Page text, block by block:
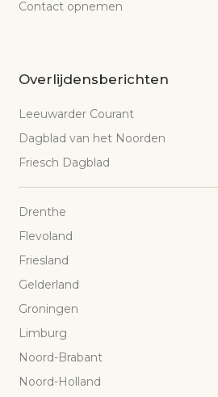
Contact opnemen
Overlijdensberichten
Leeuwarder Courant
Dagblad van het Noorden
Friesch Dagblad
Drenthe
Flevoland
Friesland
Gelderland
Groningen
Limburg
Noord-Brabant
Noord-Holland